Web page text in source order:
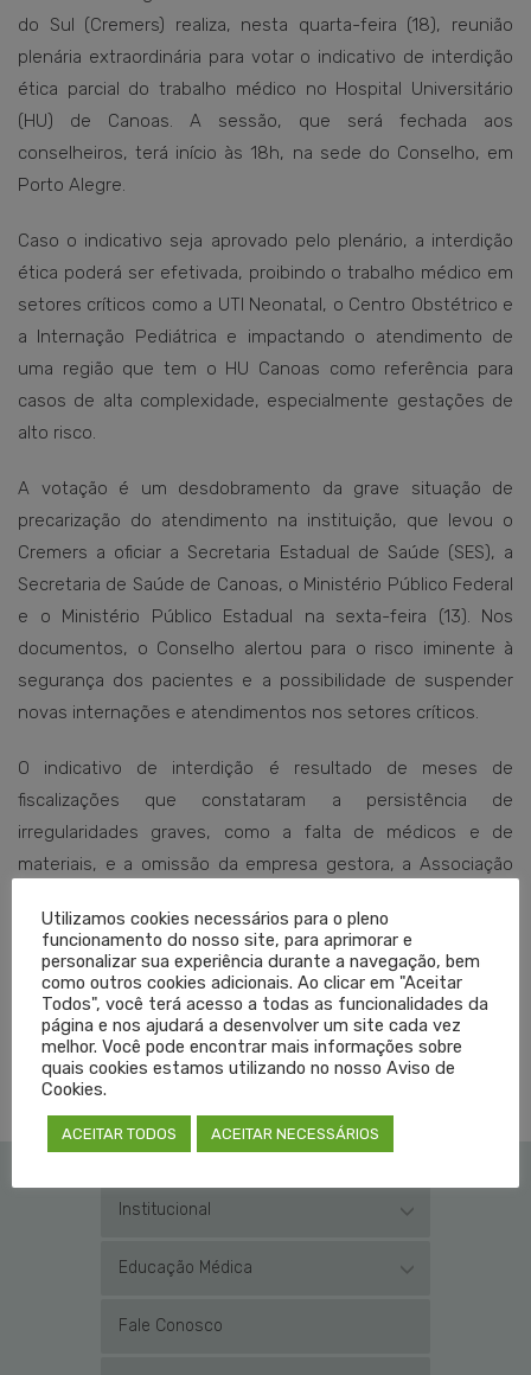
do Sul (Cremers) realiza, nesta quarta-feira (18), reunião
plenária extraordinária para votar o indicativo de interdição
ética parcial do trabalho médico no Hospital Universitário
(HU) de Canoas. A sessão, que será fechada aos
conselheiros, terá início às 18h, na sede do Conselho, em
Porto Alegre.
Caso o indicativo seja aprovado pelo plenário, a interdição
ética poderá ser efetivada, proibindo o trabalho médico em
setores críticos como a UTI Neonatal, o Centro Obstétrico e
a Internação Pediátrica e impactando o atendimento de
uma região que tem o HU Canoas como referência para
casos de alta complexidade, especialmente gestações de
alto risco.
A votação é um desdobramento da grave situação de
precarização do atendimento na instituição, que levou o
Cremers a oficiar a Secretaria Estadual de Saúde (SES), a
Secretaria de Saúde de Canoas, o Ministério Público Federal
e o Ministério Público Estadual na sexta-feira (13). Nos
documentos, o Conselho alertou para o risco iminente à
segurança dos pacientes e a possibilidade de suspender
novas internações e atendimentos nos setores críticos.
O indicativo de interdição é resultado de meses de
fiscalizações que constataram a persistência de
irregularidades graves, como a falta de médicos e de
materiais, e a omissão da empresa gestora, a Associação
medida busca proteger a população do que o Cremers
classifica como “abandono assistencial institucionalizado” e
garantir as condições mínimas para o exercício seguro da
Medicina.
Institucional
Educação Médica
Fale Conosco
Utilizamos cookies necessários para o pleno
funcionamento do nosso site, para aprimorar e
personalizar sua experiência durante a navegação, bem
como outros cookies adicionais. Ao clicar em "Aceitar
Todos", você terá acesso a todas as funcionalidades da
página e nos ajudará a desenvolver um site cada vez
melhor. Você pode encontrar mais informações sobre
quais cookies estamos utilizando no nosso Aviso de
Cookies.
ACEITAR TODOS ACEITAR NECESSÁRIOS